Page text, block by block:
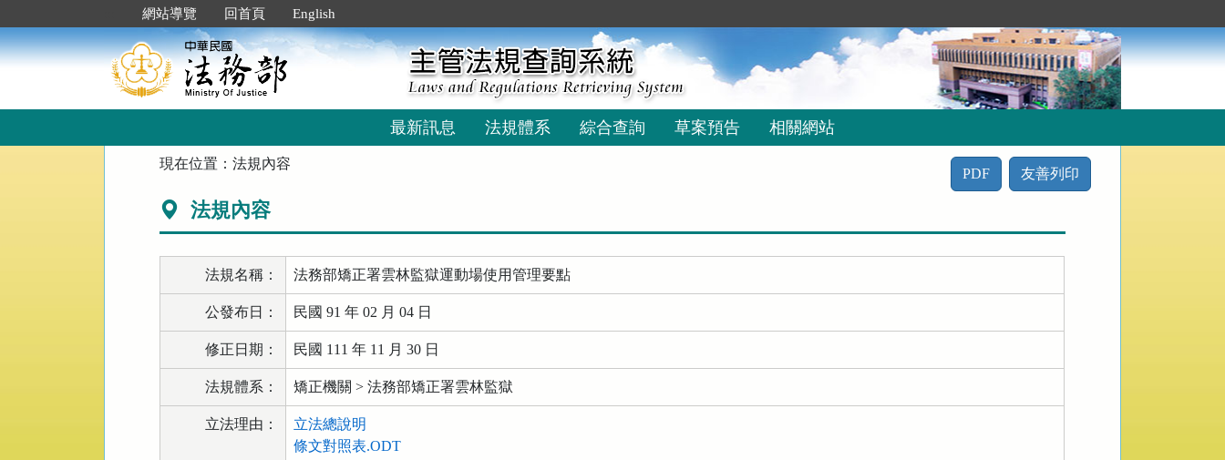
到
主
要
網站導覽 回首頁 English
最新訊息 法規體系 綜合查詢 草案預告 相關網站
現在位置：法規內容
PDF 友善列印
法規內容
法規名稱： 法務部矯正署雲林監獄運動場使用管理要點
公發布日： 民國 91 年 02 月 04 日
修正日期： 民國 111 年 11 月 30 日
法規體系： 矯正機關 > 法務部矯正署雲林監獄
立法理由：
立法總說明
條文對照表.ODT